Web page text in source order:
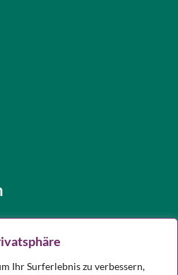
Ihr Surferlebnis zu verbessern,
Uhr